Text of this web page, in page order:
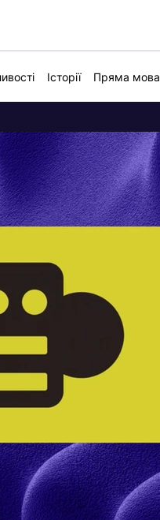
Історії Пряма мова